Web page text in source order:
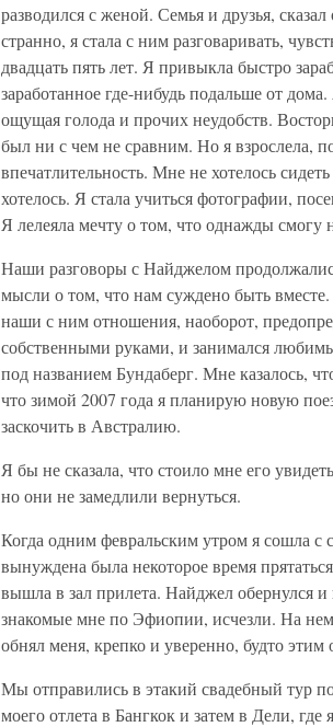
разводился с женой. Семья и друзья,
странно, я стала с ним разговаривать,
двадцать пять лет. Я привыкла быстро
заработанное где-нибудь подальше от
ощущая голода и прочих неудобств.
был ни с чем не сравним. Но я взрослела,
впечатлительность. Мне не хотелось
хотелось. Я стала учиться фотографии,
Я лелеяла мечту о том, что однажды смогу
Наши разговоры с Найджелом
мысли о том, что нам суждено быть
наши с ним отношения, наоборот,
собственными руками, и занимался
под названием Бундаберг. Мне казалось,
что зимой 2007 года я планирую новую
заскочить в Австралию.
Я бы не сказала, что стоило мне его
но они не замедлили вернуться.
Когда одним февральским утром я сошла с
вынуждена была некоторое время
вышла в зал прилета. Найджел обернулся
знакомые мне по Эфиопии, исчезли. На
обнял меня, крепко и уверенно, будто
Мы отправились в этакий свадебный тур
моего отлета в Бангкок и затем в Дели,